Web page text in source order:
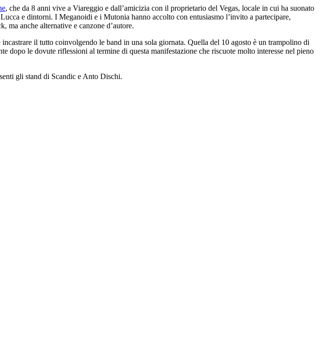
, che da 8 anni vive a Viareggio e dall’amicizia con il proprietario del Vegas, locale in cui ha suonato
e dintorni. I Meganoidi e i Mutonia hanno accolto con entusiasmo l’invito a partecipare,
ma anche alternative e canzone d’autore.
il tutto coinvolgendo le band in una sola giornata. Quella del 10 agosto è un trampolino di
dopo le dovute riflessioni al termine di questa manifestazione che riscuote molto interesse nel pieno
gli stand di Scandic e Anto Dischi.